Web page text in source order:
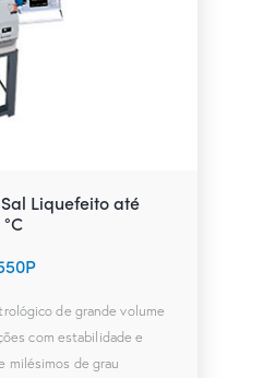
Liquefeito até
de grande volume
com estabilidade e
milésimos de grau